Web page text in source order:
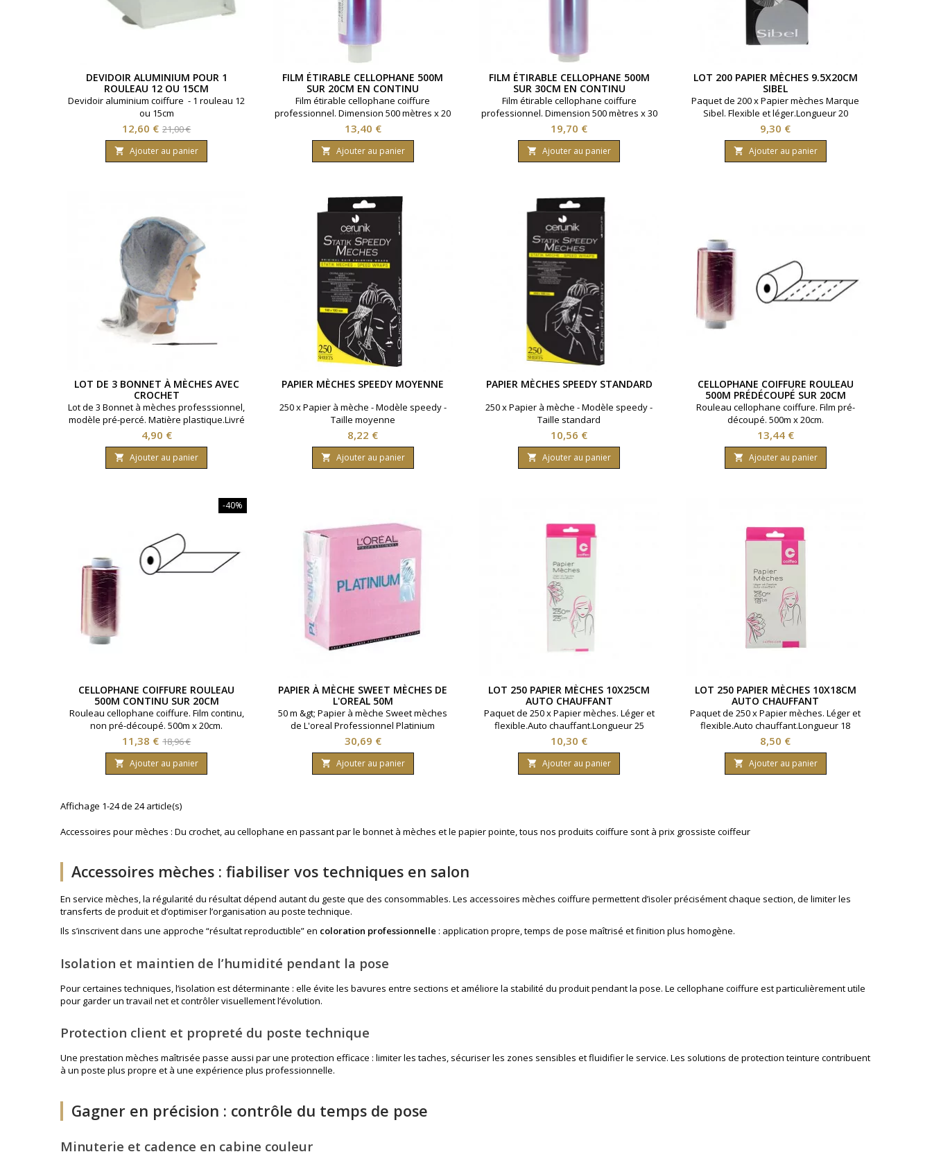
DEVIDOIR ALUMINIUM POUR 1
ROULEAU 12 OU 15CM
Devidoir aluminium coiffure - 1 rouleau 12
ou 15cm
Prix
12,60 € Prix
de
base
21,00 €
 Ajouter au panier
FILM ÉTIRABLE CELLOPHANE 500M
SUR 20CM EN CONTINU
Film étirable cellophane coiffure
professionnel. Dimension 500 mètres x 20
centimètres. Rouleau continu, non pré-
découpé. Marque Coiffeo.
Prix
13,40 €
 Ajouter au panier
FILM ÉTIRABLE CELLOPHANE 500M
SUR 30CM EN CONTINU
Film étirable cellophane coiffure
professionnel. Dimension 500 mètres x 30
centimètres. Rouleau continu, non pré-
découpé. Marque Coiffeo.
Prix
19,70 €
 Ajouter au panier
LOT 200 PAPIER MÈCHES 9.5X20CM
SIBEL
Paquet de 200 x Papier mèches Marque
Sibel. Flexible et léger.Longueur 20
centimètres.Largeur 9.5 centimètres.
Prix
9,30 €
 Ajouter au panier
LOT DE 3 BONNET À MÈCHES AVEC
CROCHET
Lot de 3 Bonnet à mèches professsionnel,
modèle pré-percé. Matière plastique.Livré
avec un crochet en métal.
Prix
4,90 €
 Ajouter au panier
PAPIER MÈCHES SPEEDY MOYENNE
250 x Papier à mèche - Modèle speedy -
Taille moyenne
Prix
8,22 €
 Ajouter au panier
PAPIER MÈCHES SPEEDY STANDARD
250 x Papier à mèche - Modèle speedy -
Taille standard
Prix
10,56 €
 Ajouter au panier
CELLOPHANE COIFFURE ROULEAU
500M PRÉDÉCOUPÉ SUR 20CM
Rouleau cellophane coiffure. Film pré-
découpé. 500m x 20cm.
Prix
13,44 €
 Ajouter au panier
-40%
CELLOPHANE COIFFURE ROULEAU
500M CONTINU SUR 20CM
Rouleau cellophane coiffure. Film continu,
non pré-découpé. 500m x 20cm.
Prix
11,38 € Prix
de
base
18,96 €
 Ajouter au panier
PAPIER À MÈCHE SWEET MÈCHES DE
L'OREAL 50M
50 m &gt; Papier à mèche Sweet mèches
de L'oreal Professionnel Platinium
Prix
30,69 €
 Ajouter au panier
LOT 250 PAPIER MÈCHES 10X25CM
AUTO CHAUFFANT
Paquet de 250 x Papier mèches. Léger et
flexible.Auto chauffant.Longueur 25
centimètres.Largeur 10 centimètres.
Prix
10,30 €
 Ajouter au panier
LOT 250 PAPIER MÈCHES 10X18CM
AUTO CHAUFFANT
Paquet de 250 x Papier mèches. Léger et
flexible.Auto chauffant.Longueur 18
centimètres.Largeur 10 centimètres.
Prix
8,50 €
 Ajouter au panier
Affichage 1-24 de 24 article(s)
Accessoires pour mèches : Du crochet, au cellophane en passant par le bonnet à mèches et le papier pointe, tous nos produits coiffure sont à prix grossiste coiffeur
Accessoires mèches : fiabiliser vos techniques en salon
En service mèches, la régularité du résultat dépend autant du geste que des consommables. Les accessoires mèches coiffure permettent d’isoler précisément chaque section, de limiter les
transferts de produit et d’optimiser l’organisation au poste technique.
Ils s’inscrivent dans une approche “résultat reproductible” en coloration professionnelle : application propre, temps de pose maîtrisé et finition plus homogène.
Isolation et maintien de l’humidité pendant la pose
Pour certaines techniques, l’isolation est déterminante : elle évite les bavures entre sections et améliore la stabilité du produit pendant la pose. Le cellophane coiffure est particulièrement utile
pour garder un travail net et contrôler visuellement l’évolution.
Protection client et propreté du poste technique
Une prestation mèches maîtrisée passe aussi par une protection efficace : limiter les taches, sécuriser les zones sensibles et fluidifier le service. Les solutions de protection teinture contribuent
à un poste plus propre et à une expérience plus professionnelle.
Gagner en précision : contrôle du temps de pose
Minuterie et cadence en cabine couleur